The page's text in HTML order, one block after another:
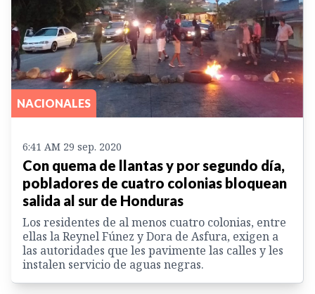
NACIONALES
6:41 AM 29 sep. 2020
Con quema de llantas y por segundo día,
pobladores de cuatro colonias bloquean
salida al sur de Honduras
Los residentes de al menos cuatro colonias, entre
ellas la Reynel Fúnez y Dora de Asfura, exigen a
las autoridades que les pavimente las calles y les
instalen servicio de aguas negras.